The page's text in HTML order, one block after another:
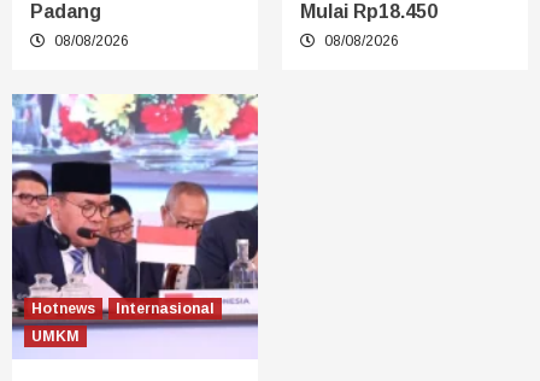
Padang
08/08/2026
Mulai Rp18.450
08/08/2026
Hotnews
Internasional
UMKM